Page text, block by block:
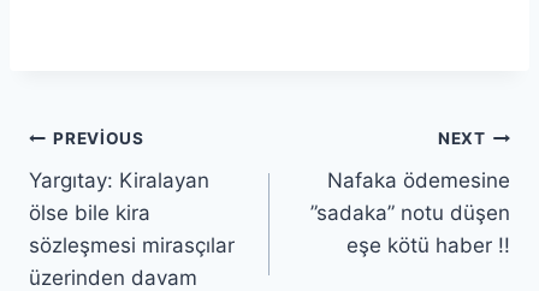
PREVIOUS
Yargıtay: Kiralayan
ölse bile kira
sözleşmesi mirasçılar
üzerinden davam
NEXT
Nafaka ödemesine
”sadaka” notu düşen
eşe kötü haber !!